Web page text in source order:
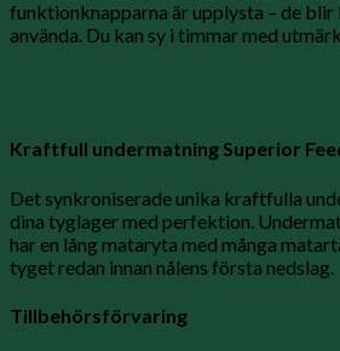
funktionknapparna är upplysta – de
använda. Du kan sy i timmar med
Kraftfull undermatning Superior
Det synkroniserade unika kraftfulla
dina tyglager med perfektion.
har en lång mataryta med många
tyget redan innan nålens första nedslag.
Tillbehörsförvaring